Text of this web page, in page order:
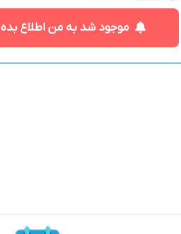
موجود شد به من اطلاع بده